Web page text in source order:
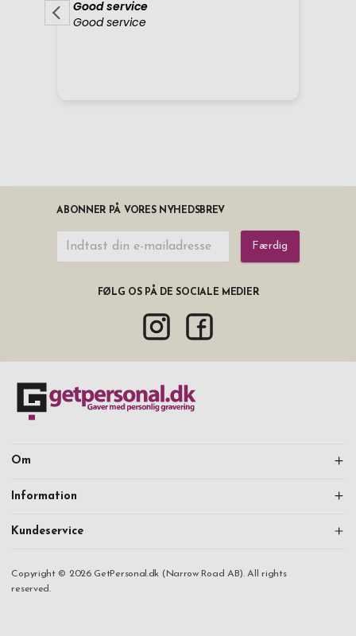
ABONNER PÅ VORES NYHEDSBREV
Færdig
FØLG OS PÅ DE SOCIALE MEDIER
Om
Information
Kundeservice
Copyright © 2026 GetPersonal.dk (Narrow Road AB). All rights
reserved.